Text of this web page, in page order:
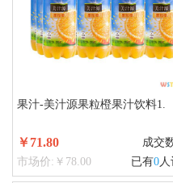
果汁-美汁源果粒橙果汁饮料1.
￥71.80
成交
市场价:￥78.00
已有0